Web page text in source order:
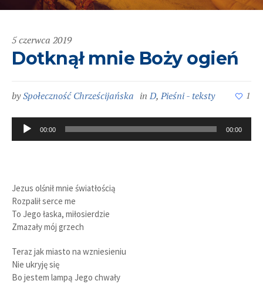
5 czerwca 2019
Dotknął mnie Boży ogień
bySpołeczność Chrześcijańska inD,Pieśni - teksty 1
Odtwarzacz
plików
00:00 00:00
Jezus olśnił mnie światłością
Rozpalił serce me
To Jego łaska, miłosierdzie
Zmazały mój grzech
Teraz jak miasto na wzniesieniu
Nie ukryję się
Bo jestem lampą Jego chwały